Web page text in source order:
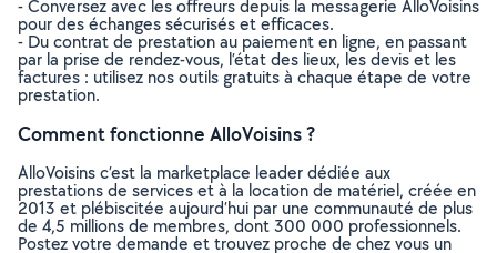
- Conversez avec les offreurs depuis la messagerie AlloVoisins
pour des échanges sécurisés et efficaces.
- Du contrat de prestation au paiement en ligne, en passant
par la prise de rendez-vous, l’état des lieux, les devis et les
factures : utilisez nos outils gratuits à chaque étape de votre
prestation.
Comment fonctionne AlloVoisins ?
AlloVoisins c’est la marketplace leader dédiée aux
prestations de services et à la location de matériel, créée en
2013 et plébiscitée aujourd’hui par une communauté de plus
de 4,5 millions de membres, dont 300 000 professionnels.
Postez votre demande et trouvez proche de chez vous un